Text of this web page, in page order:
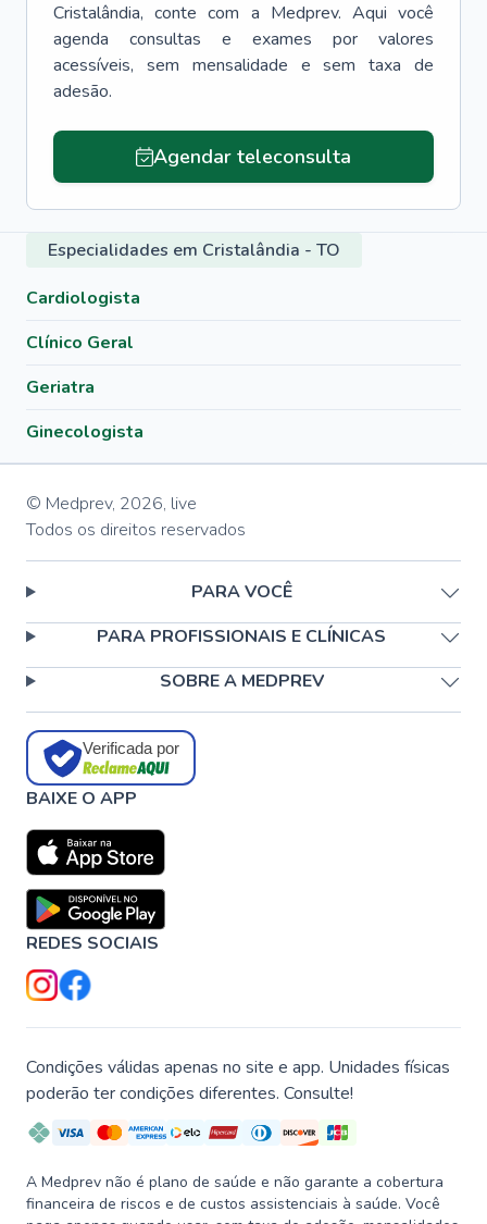
Cristalândia, conte com a Medprev. Aqui você
agenda consultas e exames por valores
acessíveis, sem mensalidade e sem taxa de
adesão.
Agendar teleconsulta
Especialidades em Cristalândia - TO
Cardiologista
Clínico Geral
Geriatra
Ginecologista
© Medprev, 2026, live
Todos os direitos reservados
PARA VOCÊ
PARA PROFISSIONAIS E CLÍNICAS
SOBRE A MEDPREV
Verificada por
BAIXE O APP
REDES SOCIAIS
Condições válidas apenas no site e app. Unidades físicas
poderão ter condições diferentes. Consulte!
A Medprev não é plano de saúde e não garante a cobertura
financeira de riscos e de custos assistenciais à saúde. Você